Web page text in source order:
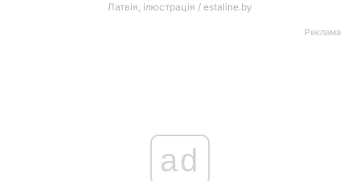
Латвія, ілюстрація / estaline.by
Реклама
ad